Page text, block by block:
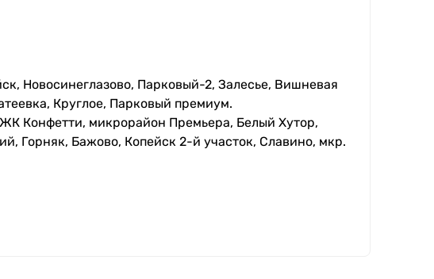
Новосинеглазово, Парковый-2, Залесье, Вишневая
Круглое, Парковый премиум.
Конфетти, микрорайон Премьера, Белый Хутор,
Горняк, Бажово, Копейск 2-й участок, Славино, мкр.